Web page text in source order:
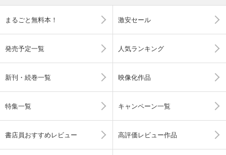
まるごと無料本！ 激安セール
発売予定一覧 人気ランキング
新刊・続巻一覧 映像化作品
特集一覧 キャンペーン一覧
書店員おすすめレビュー 高評価レビュー作品